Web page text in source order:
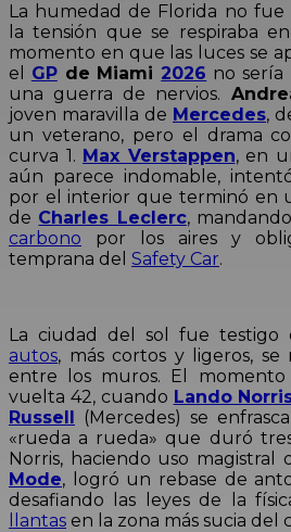
La humedad de Florida no fue
la tensión que se respiraba
momento en que las luces se
el GPde Miami 2026 no sería
una guerra de nervios.
joven maravilla de Mercedes,
un veterano, pero el drama
curva 1. Max Verstappen, en
aún parece indomable,
por el interior que terminó en
de Charles Leclerc,
carbono por los aires y
temprana del Safety Car.
La ciudad del sol fue testigo
autos, más cortos y ligeros, se
entre los muros. El
vuelta 42, cuando Lando
Russell (Mercedes) se
«rueda a rueda» que duró
Norris, haciendo uso magistral
Mode, logró un rebase de
desafiando las leyes de la
llantas en la zona más sucia del